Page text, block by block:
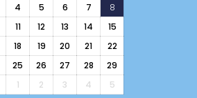
4 5 6 7
8
11 12 13 14
15
18 19 20 21
22
25 26 27 28
29
1 2 3 4 5